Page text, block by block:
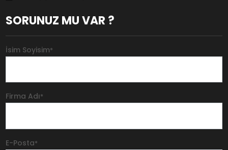
SORUNUZ MU VAR ?
İsim Soyisim*
Firma Adı*
E-Posta*